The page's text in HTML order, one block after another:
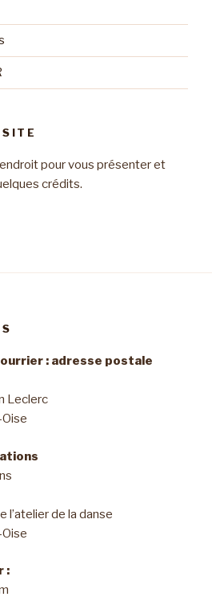
pour vous présenter et
crédits.
: adresse postale
Leclerc
l’atelier de la danse
: